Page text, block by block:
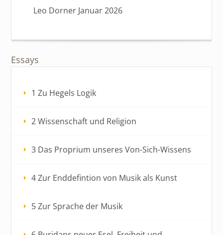
Leo Dorner Januar 2026
Essays
1 Zu Hegels Logik
2 Wissenschaft und Religion
3 Das Proprium unseres Von-Sich-Wissens
4 Zur Enddefintion von Musik als Kunst
5 Zur Sprache der Musik